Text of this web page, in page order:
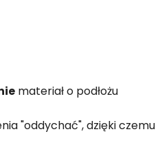
materiał o podłożu
"oddychać", dzięki czemu